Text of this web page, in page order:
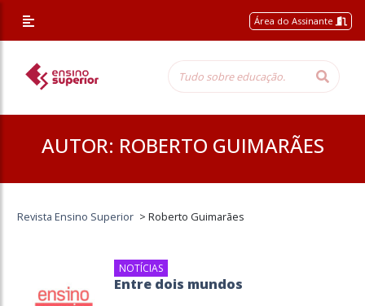
Área do Assinante
AUTOR: ROBERTO GUIMARÃES
Revista Ensino Superior > Roberto Guimarães
NOTÍCIAS
Entre dois mundos